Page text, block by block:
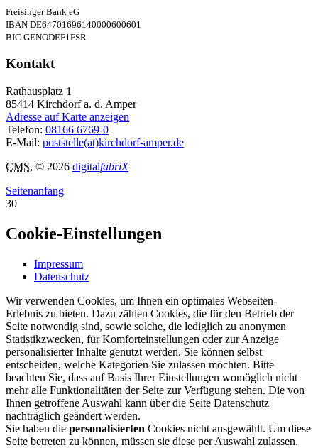
Freisinger Bank eG
IBAN DE64701696140000600601
BIC GENODEF1FSR
Kontakt
Rathausplatz 1
85414 Kirchdorf a. d. Amper
Adresse auf Karte anzeigen
Telefon: 08166 6769-0
E-Mail: poststelle(at)kirchdorf-amper.de
CMS, © 2026 digitalfabriX
Seitenanfang
30
Cookie-Einstellungen
Impressum
Datenschutz
Wir verwenden Cookies, um Ihnen ein optimales Webseiten-
Erlebnis zu bieten. Dazu zählen Cookies, die für den Betrieb der
Seite notwendig sind, sowie solche, die lediglich zu anonymen
Statistikzwecken, für Komforteinstellungen oder zur Anzeige
personalisierter Inhalte genutzt werden. Sie können selbst
entscheiden, welche Kategorien Sie zulassen möchten. Bitte
beachten Sie, dass auf Basis Ihrer Einstellungen womöglich nicht
mehr alle Funktionalitäten der Seite zur Verfügung stehen. Die von
Ihnen getroffene Auswahl kann über die Seite Datenschutz
nachträglich geändert werden.
Sie haben die personalisierten Cookies nicht ausgewählt. Um diese
Seite betreten zu können, müssen sie diese per Auswahl zulassen.